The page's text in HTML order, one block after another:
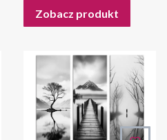
Zobacz produkt